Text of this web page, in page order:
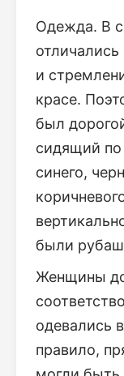
Одежда. В
и
красе.
был
сидящий по
синего,
были
Женщины
одевались
правило,